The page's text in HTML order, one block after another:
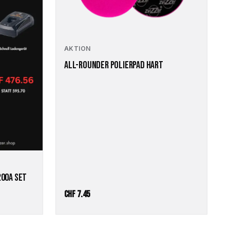
SET
AKTION
ALL-ROUNDER POLIERPAD HART
CHF7.45
der
Produktseite
gewählt